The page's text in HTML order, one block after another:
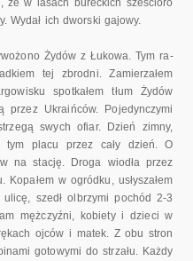
że w lasach bureckich sześcioro
Wydał ich dworski gajowy.
Żydów z Łukowa. Tym ra­
tej zbrodni. Zamierzałem
spotkałem tłum Żydów
Ukraińców. Pojedynczymi
swych ofiar. Dzień zimny,
tym placu przez cały dzień. O
na stację. Droga wiodła przez
w ogródku, usłyszałem
ulicę, szedł olbrzymi pochód 2-3
mężczyźni, kobiety i dzieci w
ojców i matek. Z obu stron
gotowymi do strzału. Każdy